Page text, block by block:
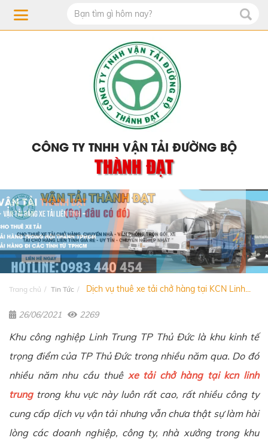
CÔNG TY TNHH VẬN TẢI ĐƯỜNG BỘ
THÀNH ĐẠT
Trang chủ Tin Tức Dịch vụ thuê xe tải chở hàng tại KCN Linh...
26/06/2021 2269
Khu công nghiệp Linh Trung TP Thủ Đức là khu kinh tế
trọng điểm của TP Thủ Đức trong nhiều năm qua. Do đó
nhiều năm nhu cầu thuê xe tải chở hàng tại kcn linh
trungtrong khu vực này luôn rất cao, rất nhiều công ty
cung cấp dịch vụ vận tải nhưng vẫn chưa thật sự làm hài
lòng các doanh nghiệp, công ty, nhà xưởng trong khu